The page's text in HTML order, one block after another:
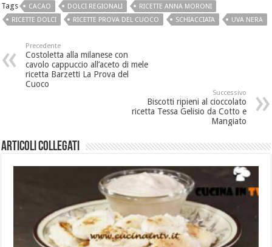
Tags CACAO DOLCI REGIONALI
RICETTE ANNA MORONI
RICETTE DOLCI
RICETTE PROVA DEL CUOCO SCHIACCIATA UVA NERA
Precedente
Costoletta alla milanese con
cavolo cappuccio all’aceto di mele
ricetta Barzetti La Prova del
Cuoco
Successivo
Biscotti ripieni al cioccolato
ricetta Tessa Gelisio da Cotto e
Mangiato
Articoli collegati